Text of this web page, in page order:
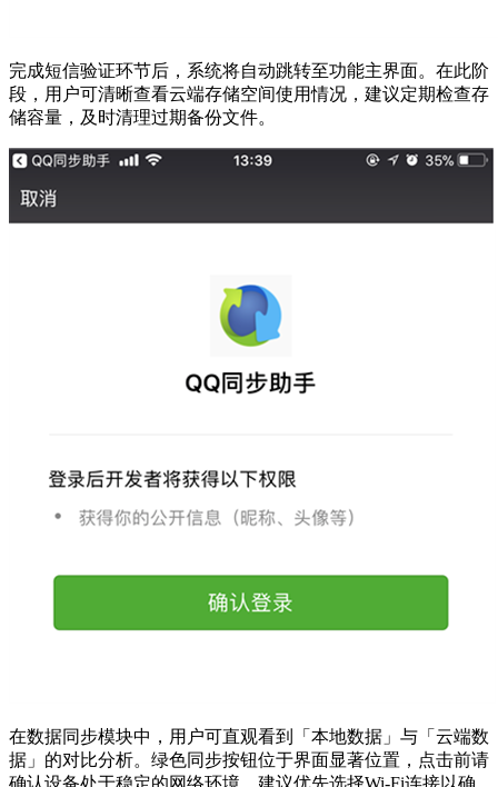
完成短信验证环节后，系统将自动跳转至功能主界面。在此阶
段，用户可清晰查看云端存储空间使用情况，建议定期检查存
储容量，及时清理过期备份文件。
在数据同步模块中，用户可直观看到「本地数据」与「云端数
据」的对比分析。绿色同步按钮位于界面显著位置，点击前请
确认设备处于稳定的网络环境，建议优先选择Wi-Fi连接以确